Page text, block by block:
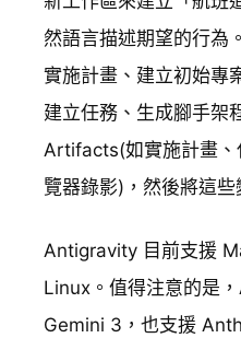
然語言描述期望的行為
實施計畫、建立初始
建立任務、生成腳手架
Artifacts(如實施計畫、
覽器錄影)，然後將這些
Antigravity 目前支援
Linux。值得注意的是
Gemini 3，也支援